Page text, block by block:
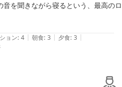
お召し上がりいただけたとのお言
変励みになります。
ては、ご期待に添えず誠に申し訳
け止め、今後のお料理づくりの参
を聞きながら寝るという、最高のロ
やすさもよかったです！
ちよかったです！
験に行きました。
に浸かってしまうというハプニング
したところ、快く洗濯機を使わせて
ョン: 4 | 朝食: 3 | 夕食: 3 |